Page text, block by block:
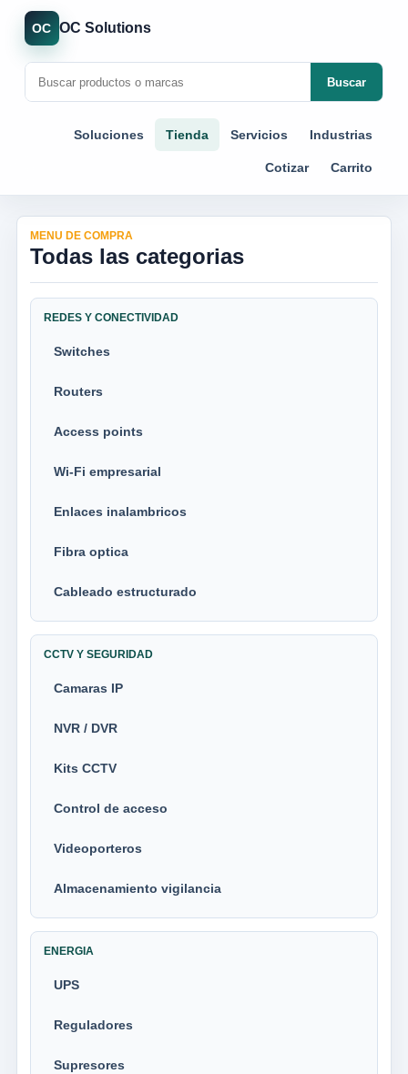
OC OC Solutions
Buscar
Soluciones Tienda Servicios Industrias
Cotizar Carrito
MENU DE COMPRA
Todas las categorias
REDES Y CONECTIVIDAD
Switches
Routers
Access points
Wi-Fi empresarial
Enlaces inalambricos
Fibra optica
Cableado estructurado
CCTV Y SEGURIDAD
Camaras IP
NVR / DVR
Kits CCTV
Control de acceso
Videoporteros
Almacenamiento vigilancia
ENERGIA
UPS
Reguladores
Supresores